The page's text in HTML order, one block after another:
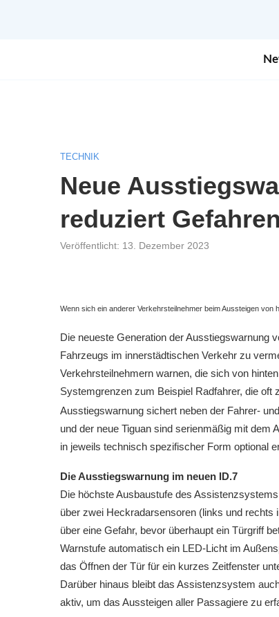
TECHNIK
Neue
reduziert
Veröffentlicht: 13. Dezember 2023
Wenn sich ein anderer Verkehrsteilnehmer beim Aussteigen
Die neueste Generation der Ausstiegswarnung
Fahrzeugs im innerstädtischen Verkehr zu
Verkehrsteilnehmern warnen, die sich von
Systemgrenzen zum Beispiel Radfahrer, die oft
Ausstiegswarnung sichert neben der Fahrer-
und der neue Tiguan sind serienmäßig mit dem
in jeweils technisch spezifischer Form optional
Die Ausstiegswarnung im neuen ID.7
Die höchste Ausbaustufe des
über zwei Heckradarsensoren (links und
über eine Gefahr, bevor überhaupt ein Türgriff
Warnstufe automatisch ein LED-Licht im
das Öffnen der Tür für ein kurzes Zeitfenster
Darüber hinaus bleibt das Assistenzsystem
aktiv, um das Aussteigen aller Passagiere zu